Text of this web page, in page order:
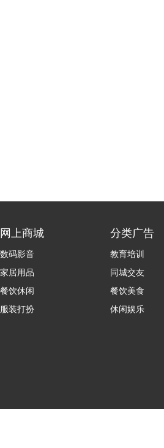
网上商城
数码影音
家居用品
餐饮休闲
服装打扮
分类广告
教育培训
同城交友
餐饮美食
休闲娱乐